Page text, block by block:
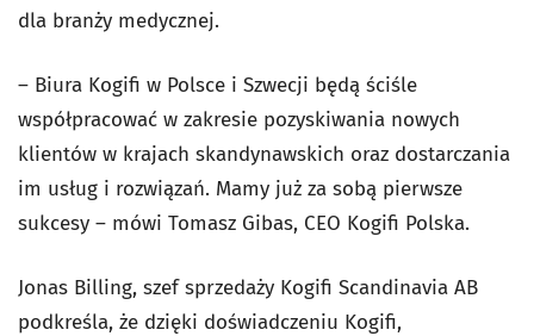
dla branży medycznej.
– Biura Kogifi w Polsce i Szwecji będą ściśle
współpracować w zakresie pozyskiwania nowych
klientów w krajach skandynawskich oraz dostarczania
im usług i rozwiązań. Mamy już za sobą pierwsze
sukcesy – mówi Tomasz Gibas, CEO Kogifi Polska.
Jonas Billing, szef sprzedaży Kogifi Scandinavia AB
podkreśla, że dzięki doświadczeniu Kogifi,